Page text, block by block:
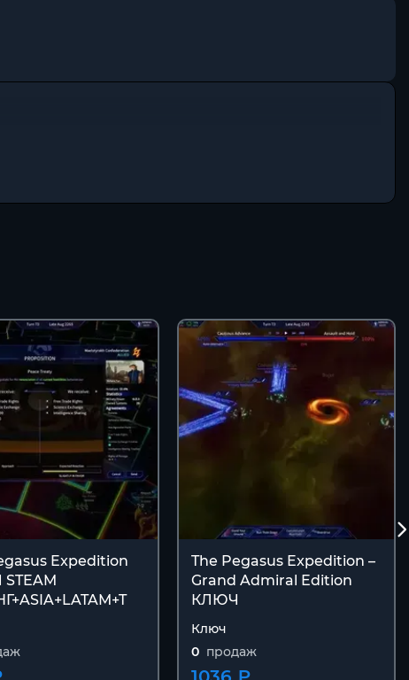
Expedition
The Pegasus Expedition –
Grand Admiral Edition
КЛЮЧ
Ключ
0 продаж